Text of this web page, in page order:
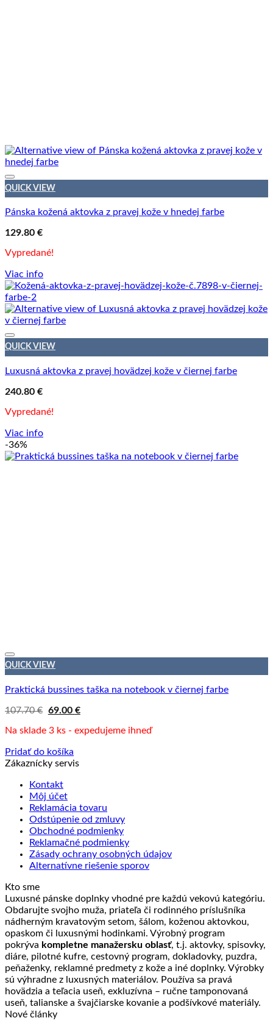
QUICK VIEW
Pánska kožená aktovka z pravej kože v hnedej farbe
129.80 €
Vypredané!
Viac info
QUICK VIEW
Luxusná aktovka z pravej hovädzej kože v čiernej farbe
240.80 €
Vypredané!
Viac info
-36%
QUICK VIEW
Praktická bussines taška na notebook v čiernej farbe
107.70€ Pôvodná
bola:
69.00 €Aktuálna
je:
Na sklade 3 ks - expedujeme ihneď
Pridať do košíka
Zákaznícky servis
Kontakt
Môj účet
Reklamácia tovaru
Odstúpenie od zmluvy
Obchodné podmienky
Reklamačné podmienky
Zásady ochrany osobných údajov
Alternatívne riešenie sporov
Kto sme
Luxusné pánske doplnky vhodné pre každú vekovú kategóriu.
Obdarujte svojho muža, priateľa či rodinného príslušníka
nádherným kravatovým setom, šálom, koženou aktovkou,
opaskom či luxusnými hodinkami. Výrobný program
pokrýva kompletne manažersku oblasť, t.j. aktovky, spisovky,
diáre, pilotné kufre, cestovný program, dokladovky, puzdra,
peňaženky, reklamné predmety z kože a iné doplnky. Výrobky
sú výhradne z luxusných materiálov. Používa sa pravá
hovädzia a teľacia useň, exkluzívna – ručne tamponovaná
useň, talianske a švajčiarske kovanie a podšívkové materiály.
Nové články